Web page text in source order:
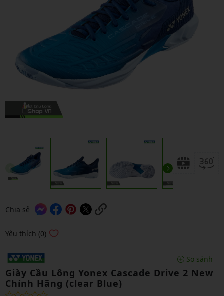
Chia sẻ
Yêu thích (0)
So sánh
Giày Cầu Lông Yonex Cascade Drive 2 New
Chính Hãng (clear Blue)